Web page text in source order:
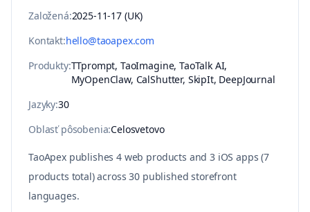
Založená:2025-11-17(UK)
Kontakt:hello@taoapex.com
Produkty:TTprompt, TaoImagine, TaoTalk AI,
MyOpenClaw, CalShutter, SkipIt, DeepJournal
Jazyky:30
Oblasť pôsobenia:Celosvetovo
TaoApex publishes4web products and3iOS apps (7
products total) across30 published storefront
languages.